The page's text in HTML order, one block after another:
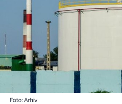
Foto: Arhiv